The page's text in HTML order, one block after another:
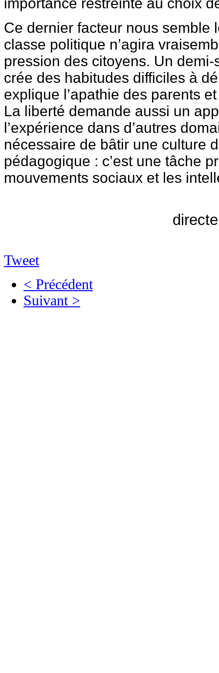
Ce dernier facteur nous semble
classe politique n’agira
pression des citoyens. Un
crée des habitudes difficiles à
explique l’apathie des parents
La liberté demande aussi un
l’expérience dans d’autres
nécessaire de bâtir une culture
pédagogique : c’est une tâche
mouvements sociaux et les
Tweet
< Précédent
Suivant >